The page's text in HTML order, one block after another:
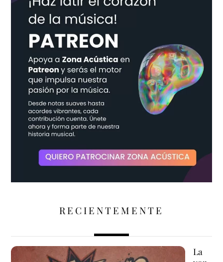
RECIENTEMENTE
La